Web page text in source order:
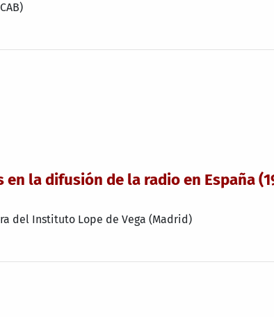
la difusión de la radio en España
del Instituto Lope de Vega (Madrid)